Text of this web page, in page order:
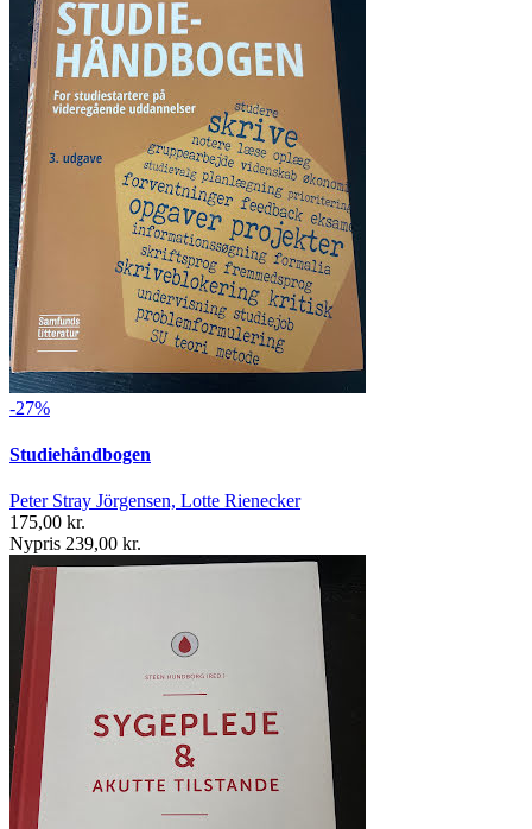
-27%
Studiehåndbogen
Peter Stray Jörgensen, Lotte Rienecker
175,00 kr.
Nypris 239,00 kr.